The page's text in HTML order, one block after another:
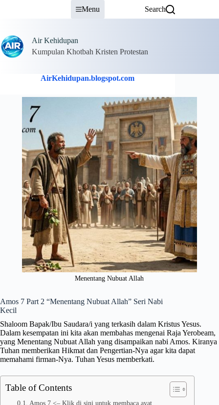
Menu Search
Air Kehidupan
Kumpulan Khotbah Kristen Protestan
AirKehidupan.blogspot.com
Menentang Nubuat Allah
Amos 7 Part 2 “Menentang Nubuat Allah” Seri Nabi
Kecil
Shaloom Bapak/Ibu Saudara/i yang terkasih dalam Kristus Yesus.
Dalam kesempatan ini kita akan membahas mengenai Raja Yerobeam,
yang Menentang Nubuat Allah yang disampaikan nabi Amos. Kiranya
Tuhan memberikan Hikmat dan Pengertian-Nya agar kita dapat
memahami firman-Nya. Tuhan Yesus memberkati.
Table of Contents
Amos 7 <– Klik di sini untuk membaca ayat